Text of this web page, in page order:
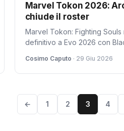
Marvel Tokon 2026:
chiude il roster
Marvel Tokon: Fighting
definitivo a Evo 2026 con
marketing?
Cosimo Caputo · 29 Giu 2026
← 1 2 3 4